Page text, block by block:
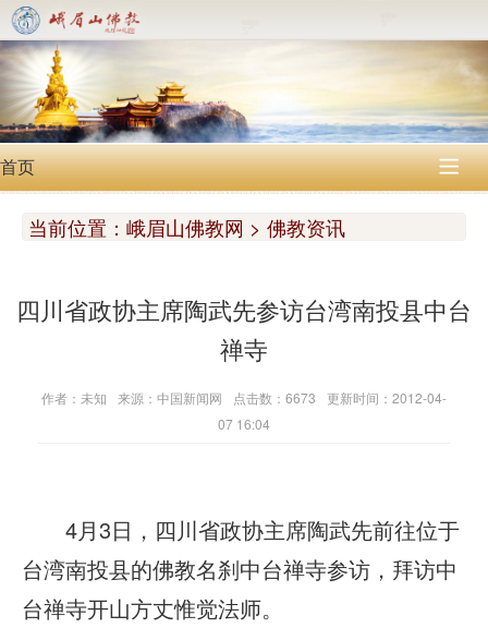
首页 
当前位置： 峨眉山佛教网 > 佛教资讯
四川省政协主席陶武先参访台湾南投县中台
禅寺
作者：未知 来源：中国新闻网 点击数：6673
更新时间：2012-04-
07 16:04
4月3日，四川省政协主席陶武先前往位于
台湾南投县的佛教名刹中台禅寺参访，拜访中
台禅寺开山方丈惟觉法师。